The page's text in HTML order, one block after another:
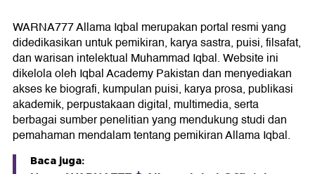
WARNA777 Allama Iqbal merupakan portal resmi yang
didedikasikan untuk pemikiran, karya sastra, puisi, filsafat,
dan warisan intelektual Muhammad Iqbal. Website ini
dikelola oleh Iqbal Academy Pakistan dan menyediakan
akses ke biografi, kumpulan puisi, karya prosa, publikasi
akademik, perpustakaan digital, multimedia, serta
berbagai sumber penelitian yang mendukung studi dan
pemahaman mendalam tentang pemikiran Allama Iqbal.
Baca juga: